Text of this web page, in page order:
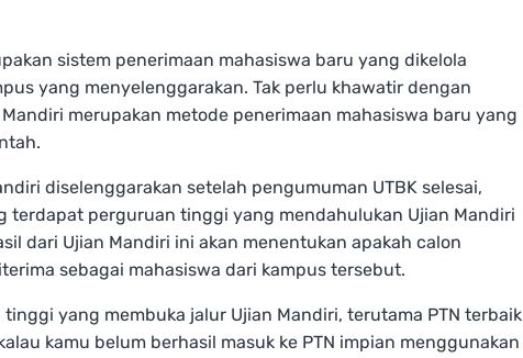
sistem penerimaan mahasiswa baru yang dikelola
yang menyelenggarakan. Tak perlu khawatir dengan
merupakan metode penerimaan mahasiswa baru yang
diselenggarakan setelah pengumuman UTBK selesai,
terdapat perguruan tinggi yang mendahulukan Ujian Mandiri
dari Ujian Mandiri ini akan menentukan apakah calon
sebagai mahasiswa dari kampus tersebut.
yang membuka jalur Ujian Mandiri, terutama PTN terbaik
kamu belum berhasil masuk ke PTN impian menggunakan